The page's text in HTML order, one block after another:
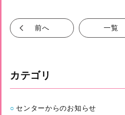
前へ 一覧
カテゴリ
センターからのお知らせ